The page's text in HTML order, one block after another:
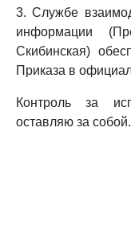
3. Службе
информации
Скибинская)
Приказа в
Контроль за
оставляю за собой.